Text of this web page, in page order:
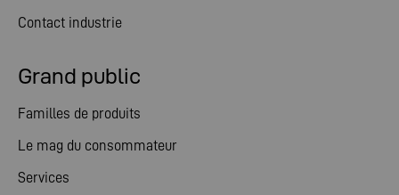
Grand public
Familles de produits
Le mag du consommateur
Services
Contact industrie